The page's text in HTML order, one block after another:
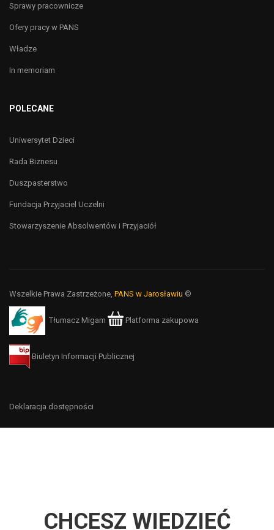
Sprawy pracownicze
Ofery pracy w PANS
Władze
In memoriam
POLECANE
Uniwersytet Dzieci
Rada Biznesu
Duszpasterstwo
Fundacja Przyjaciel Uczelni
Stowarzyszenie Absolwentów i Przyjaciół
Wszelkie Prawa Zastrzeżone, PANS w Jarosławiu ©
Tłumacz Migam Platforma zakupowa
Biuletyn Informacji Publicznej
Deklaracja dostępności
CHCESZ WIEDZIEĆ